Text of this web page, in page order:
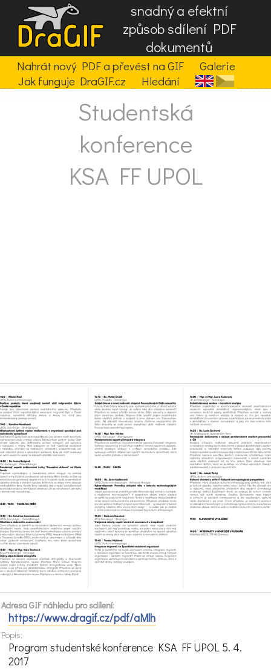
snadný a efektní
způsob sdílení PDF
dokumentů
Nahrát nový PDF a převést na GIF
Galerie
Jak funguje DraGIF.cz
Hledání
Studentská
konference
KSA FF UPOL
Adresa GIF náhledu pro sdílení:
https://www.dragif.cz/pdf/aMlh
Popis:
Program studentské konference KSA FF UPOL 5. 4.
2017